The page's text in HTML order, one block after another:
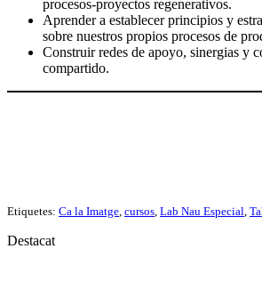
procesos-proyectos regenerativos.
Aprender a establecer principios y
sobre nuestros propios procesos de
Construir redes de apoyo, sinergias y
compartido.
Etiquetes: Ca la Imatge, cursos, Lab Nau Especial,
Destacat